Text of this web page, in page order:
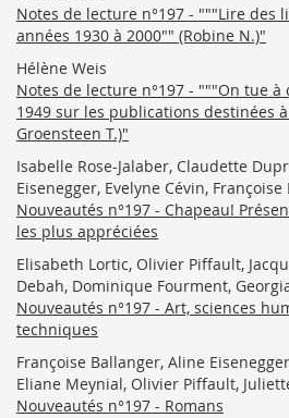
Notes de lecture n°197 - """Lire des
années 1930 à 2000"" (Robine N.)"
Hélène Weis
Notes de lecture n°197 - """On tue
1949 sur les publications destinées
Groensteen T.)"
Isabelle Rose-Jalaber, Claudette
Eisenegger, Evelyne Cévin,
Nouveautés n°197 - Chapeau!
les plus appréciées
Elisabeth Lortic, Olivier Piffault,
Debah, Dominique Fourment,
Nouveautés n°197 - Art, sciences
techniques
Françoise Ballanger, Aline
Eliane Meynial, Olivier Piffault,
Nouveautés n°197 - Romans